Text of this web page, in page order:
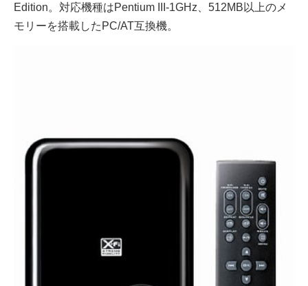
Edition。対応機種はPentium III-1GHz、512MB以上のメ
モリーを搭載したPC/AT互換機。